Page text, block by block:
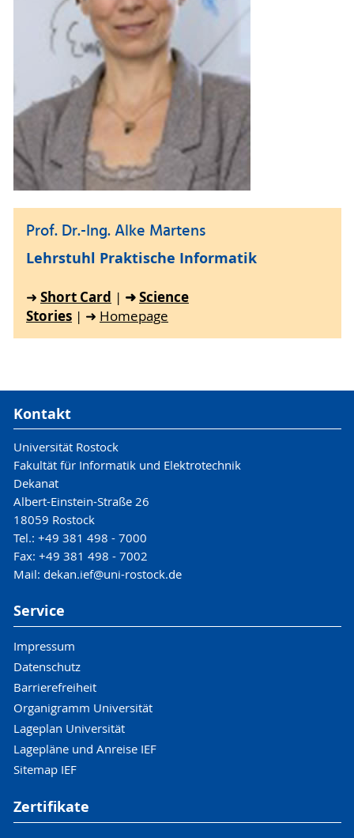
Prof. Dr.-Ing. Alke Martens
Lehrstuhl Praktische Informatik
➜ Short Card | ➜Science
Stories | ➜ Homepage
Kontakt
Universität Rostock
Fakultät für Informatik und Elektrotechnik
Dekanat
Albert-Einstein-Straße 26
18059 Rostock
Tel.: +49 381 498 - 7000
Fax: +49 381 498 - 7002
Mail: dekan.ief@uni-rostock.de
Service
Impressum
Datenschutz
Barrierefreiheit
Organigramm Universität
Lageplan Universität
Lagepläne und Anreise IEF
Sitemap IEF
Zertifikate